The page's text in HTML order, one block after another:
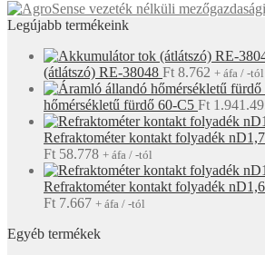
Legújabb termékeink
(átlátszó) RE-38048 Ft 8.762 + áfa / -tól
hőmérsékletű fürdő 60-C5 Ft
Refraktométer kontakt folyadék
Ft 58.778 + áfa / -tól
Refraktométer kontakt folyadék
Ft 7.667 + áfa / -tól
Egyéb termékek